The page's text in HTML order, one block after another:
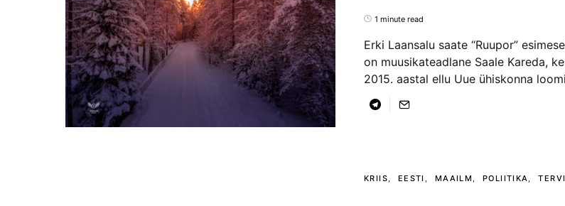
1 minute read
Erki Laansalu saate “Ruupor”
on muusikateadlane Saale Kareda,
2015. aastal ellu Uue ühiskonna
KRIIS EESTI MAAILM POLIITIKA